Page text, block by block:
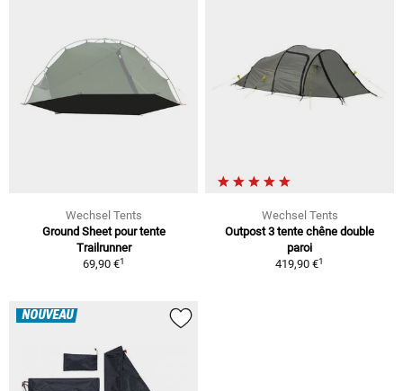
Wechsel Tents
Ground Sheet pour tente
Trailrunner
69,90 €1
Wechsel Tents
Outpost 3 tente chêne double
paroi
419,90 €1
NOUVEAU